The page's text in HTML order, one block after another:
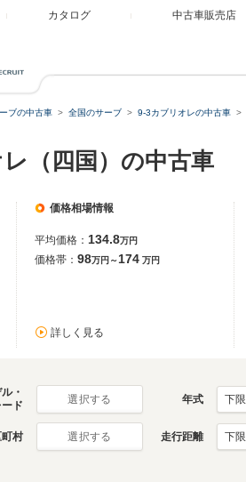
カタログ 中古車販売店
ブの中古車 全国のサーブ 9-3カブリオレの中古車
（四国）の中古車
価格相場情報
平均価格： 134.8万円
価格帯： 98万円～174 万円
詳しく見る
・
ド
選択する 年式
村 選択する 走行距離